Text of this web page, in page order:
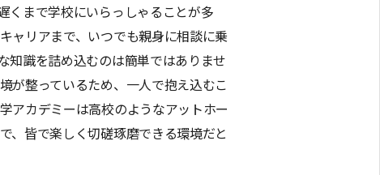
くまで学校にいらっしゃることが多
ャリアまで、いつでも親身に相談に乗
知識を詰め込むのは簡単ではありませ
が整っているため、一人で抱え込むこ
アカデミーは高校のようなアットホー
、皆で楽しく切磋琢磨できる環境だと